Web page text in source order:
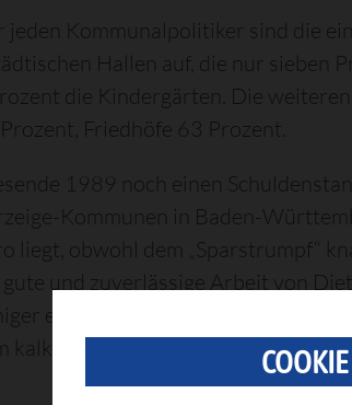
jeden Kommunalpolitiker sind die
Hallen auf, die nur
die Kindergärten. Die
Friedhöfe 63 Prozent.
1989 noch einen
Kommunen in Baden-
liegt, obwohl dem „Sparstrumpf“
und zuverlässige Arbeit von
eingenommen als geplant. Das
kalkulierbar. Daraus resultieren